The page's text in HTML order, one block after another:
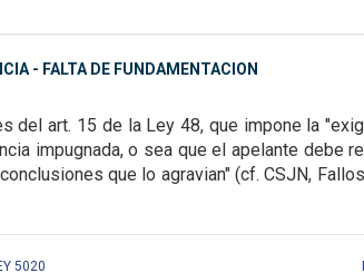
- FALTA DE FUNDAMENTACION
del art. 15 de la Ley 48, que impone la
impugnada, o sea que el apelante debe
conclusiones que lo agravian" (cf. CSJN,
5020